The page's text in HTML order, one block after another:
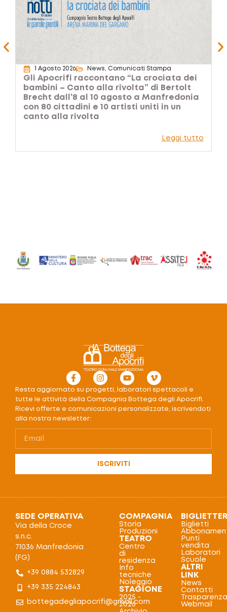
1 Agosto 2026 News Comunicati Stampa
Gli Apocrifi raccontano “La crociata dei
bambini – Canto alla rivolta” di Bertolt
Brecht dall’8 al 10 agosto a Manfredonia
con 80 cittadini e 10 artisti uniti in un
canto alla rivolta
Leggi tutto
Resta aggiornato su progetti, laboratori spettacoli e
tutte le attività della Compagnia Bottega degli Apocrifi.
Ricevi offerte e comunicazioni personalizzate, iscrivendoti
alla nostra newsletter:
ISCRIVITI
SEDE OPERATIVA
Via della Croce
s.n.c.
71036 Manfredonia
(FG)
+39 0884 532829
+39 335 224843
bottegadegliapocrifi@gmail.com
COMPAGNIA
Storia
Produzioni
TEATRO
Centro
di
residenza
Info
tecniche
Noleggio
STAGIONE
2025 -
2026
Biglietti
Punti
vendita
Laboratori
Scuole
ALTRI
LINK
News
Contatti
Trasparenza
Webmail